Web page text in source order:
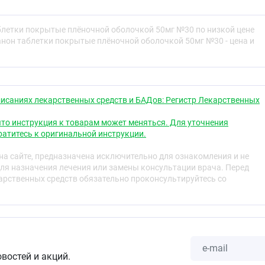
препарат Сертралин Канон и для чего его
приёмом препарата Сертралин Канон.
Канон.
и прочие сведения.
препарат Сертралин Канон и для
содержит действующее вещество сертралин, который
для лечения депрессии и/или тревожных
компульсивных расстройств).
депрессивных эпизодов) и профилактика
покрытые плёночной оболочкой 50мг №30 по низкой цене
таблетки покрытые плёночной оболочкой 50мг №30 - цена и
лекарственных средств и БАДов: Регистр Лекарственных
инструкция к товарам может меняться. Для уточнения
к оригинальной инструкции.
сайте, предназначена исключительно для ознакомления и не
назначения лечения или замены консультации врача. Перед
средств обязательно проконсультируйтесь со
и акций.